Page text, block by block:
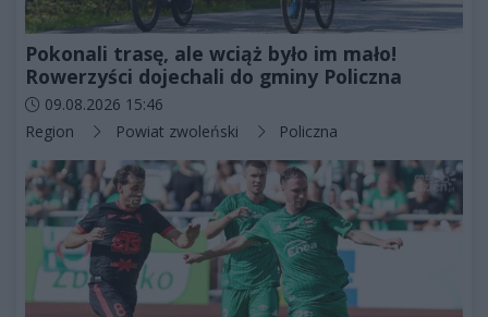
Pokonali trasę, ale wciąż było im mało!
Rowerzyści dojechali do gminy Policzna
Data dodania artykułu:
09.08.2026 15:46
Kategorie artykułu:
Region Powiat zwoleński Policzna